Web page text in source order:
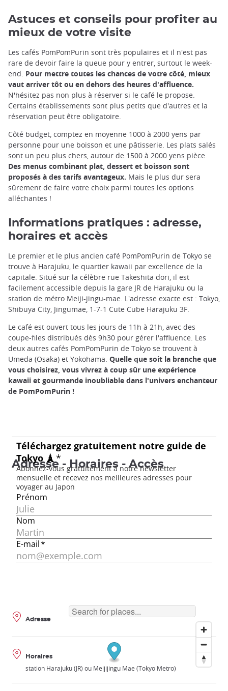
Astuces et conseils pour profiter au
mieux de votre visite
Les cafés PomPomPurin sont très populaires et il n'est pas
rare de devoir faire la queue pour y entrer, surtout le week-
end. Pour mettre toutes les chances de votre côté, mieux
vaut arriver tôt ou en dehors des heures d'affluence.
N'hésitez pas non plus à réserver si le café le propose.
Certains établissements sont plus petits que d'autres et la
réservation peut être obligatoire.
Côté budget, comptez en moyenne 1000 à 2000 yens par
personne pour une boisson et une pâtisserie. Les plats salés
sont un peu plus chers, autour de 1500 à 2000 yens pièce.
Des menus combinant plat, dessert et boisson sont
proposés à des tarifs avantageux. Mais le plus dur sera
sûrement de faire votre choix parmi toutes les options
alléchantes !
Informations pratiques : adresse,
horaires et accès
Le premier et le plus ancien café PomPomPurin de Tokyo se
trouve à Harajuku, le quartier kawaii par excellence de la
capitale. Situé sur la célèbre rue Takeshita dori, il est
facilement accessible depuis la gare JR de Harajuku ou la
station de métro Meiji-jingu-mae. L'adresse exacte est : Tokyo,
Shibuya City, Jingumae, 1-7-1 Cute Cube Harajuku 3F.
Le café est ouvert tous les jours de 11h à 21h, avec des
coupe-files distribués dès 9h30 pour gérer l'affluence. Les
deux autres cafés PomPomPurin de Tokyo se trouvent à
Umeda (Osaka) et Yokohama. Quelle que soit la branche que
vous choisirez, vous vivrez à coup sûr une expérience
kawaii et gourmande inoubliable dans l'univers enchanteur
de PomPomPurin !
Adresse - Horaires - Accès
Adresse
Horaires
station Harajuku (JR) ou Meijijingu Mae (Tokyo Metro)